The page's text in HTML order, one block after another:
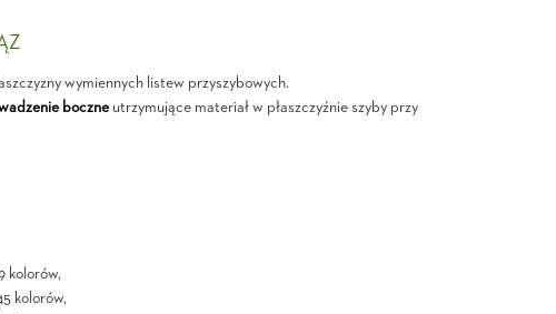
wymiennych listew przyszybowych.
boczneutrzymujące materiał w płaszczyźnie szyby przy
kolorów,
kolorów,